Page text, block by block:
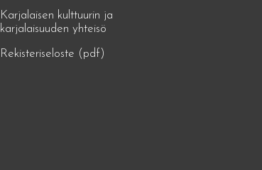
Karjalaisen kulttuurin ja
karjalaisuuden yhteisö
Rekisteriseloste (pdf)